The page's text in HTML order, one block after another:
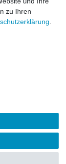
Produktbilder
der Shop 0,00
OF
MIXELS sind
LEGO Gruppe.
zu Ihren